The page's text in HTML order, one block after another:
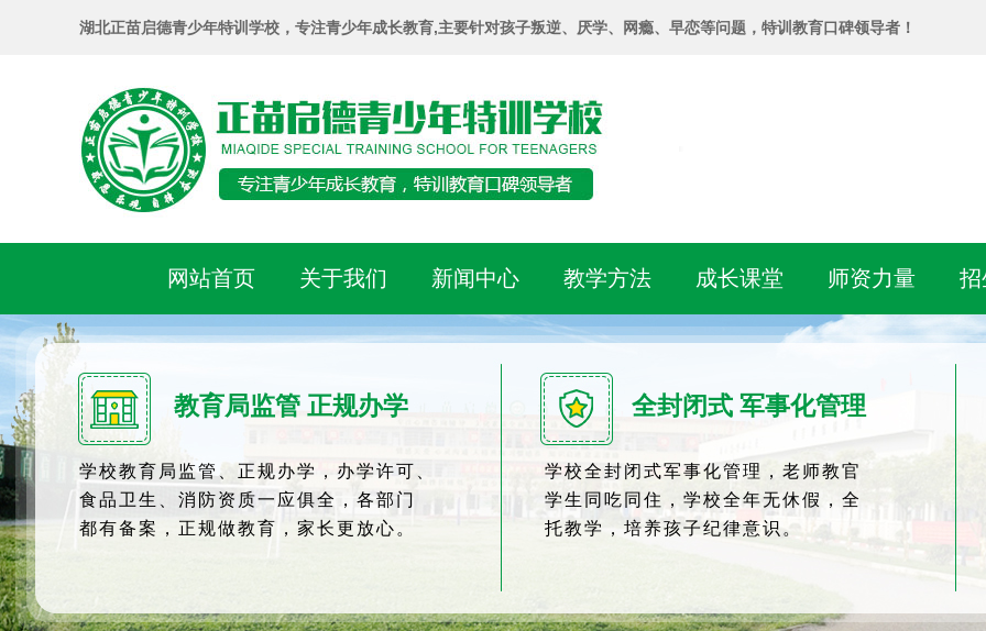
湖北正苗启德青少年特训学校，专注青少年成长教育,主要针对孩子叛逆、厌学、网瘾、早恋等问题，特训教育口碑领导者！
网站首页 关于我们 新闻中心 教学方法 成长课堂 师资力量 招
教育局监管 正规办学
学校教育局监管、正规办学，办学许可、
食品卫生、消防资质一应俱全，各部门
都有备案，正规做教育，家长更放心。
全封闭式 军事化管理
学校全封闭式军事化管理，老师教官
学生同吃同住，学校全年无休假，全
托教学，培养孩子纪律意识。